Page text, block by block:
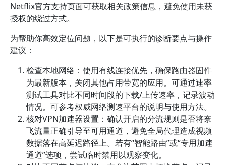
Netflix官方支持页面可获取相关政策信息，避免使用未获
授权的绕过方式。
为帮助你高效定位问题，以下是可执行的诊断要点与操作
建议：
检查本地网络：使用有线连接优先，确保路由器固件
为最新版本，关闭其他占用带宽的应用。可通过速率
测试工具对比不同时间段的下载/上传速率，记录波动
情况。可参考权威网络测速平台的说明与使用方法。
核对VPN加速器设置：确认开启的分流规则是否将奈
飞流量正确引导至可用通道，避免全局代理造成视频
数据落在高延迟路径上。若有“智能路由”或“专用加速
通道”选项，尝试临时禁用以观察变化。